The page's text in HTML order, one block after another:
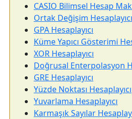
CASIO Bilimsel Hesap
Ortak Değişim Hesaplayıcı
GPA Hesaplayıcı
Küme Yapıcı Gösterimi
XOR Hesaplayıcı
Doğrusal Enterpolasyon
GRE Hesaplayıcı
Yüzde Noktası Hesaplayıcı
Yuvarlama Hesaplayıcı
Karmaşık Sayılar